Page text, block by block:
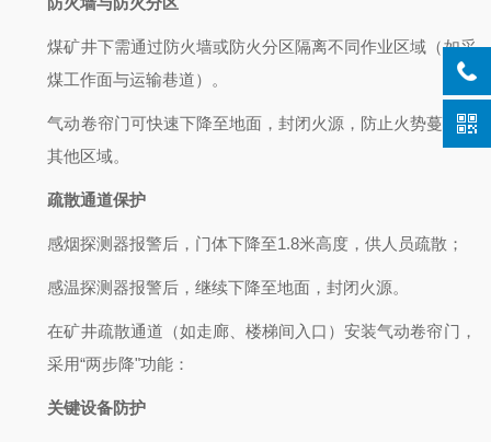
煤矿井下需通过防火墙或防火分区隔离不同作业区域（如采
煤工作面与运输巷道）。
气动卷帘门可快速下降至地面，封闭火源，防止火势蔓延至
其他区域。
疏散通道保护
感烟探测器报警后，门体下降至1.8米高度，供人员疏散；
感温探测器报警后，继续下降至地面，封闭火源。
在矿井疏散通道（如走廊、楼梯间入口）安装气动卷帘门，
采用“两步降"功能：
关键设备防护